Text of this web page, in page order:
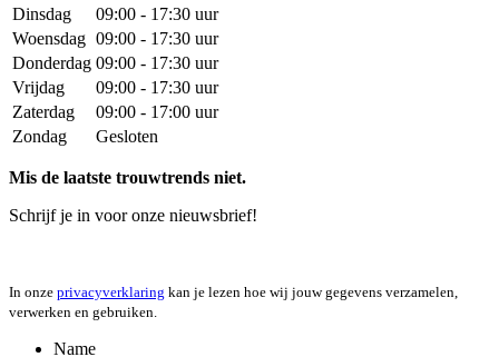
Dinsdag
09:00 - 17:30 uur
Woensdag 09:00 - 17:30 uur
Donderdag 09:00 - 17:30 uur
Vrijdag
09:00 - 17:30 uur
Zaterdag
09:00 - 17:00 uur
Zondag
Gesloten
Mis de laatste trouwtrends niet.
Schrijf je in voor onze nieuwsbrief!
In onze privacyverklaring kan je lezen hoe wij jouw gegevens verzamelen,
verwerken en gebruiken.
Name